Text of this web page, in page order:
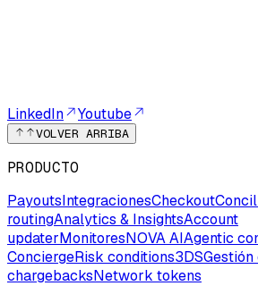
LinkedIn Youtube
VOLVER ARRIBA
PRODUCTO
PayoutsIntegracionesCheckout
routingAnalytics & InsightsAccount
updaterMonitoresNOVA AIAgentic
ConciergeRisk conditions3DSGestión
chargebacksNetwork tokens